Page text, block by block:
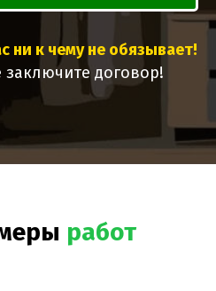
ни к чему не обязывает!
договор!
работ